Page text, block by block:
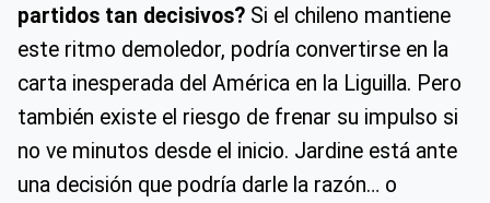
partidos tan decisivos? Si el chileno mantiene
este ritmo demoledor, podría convertirse en la
carta inesperada del América en la Liguilla. Pero
también existe el riesgo de frenar su impulso si
no ve minutos desde el inicio. Jardine está ante
una decisión que podría darle la razón… o